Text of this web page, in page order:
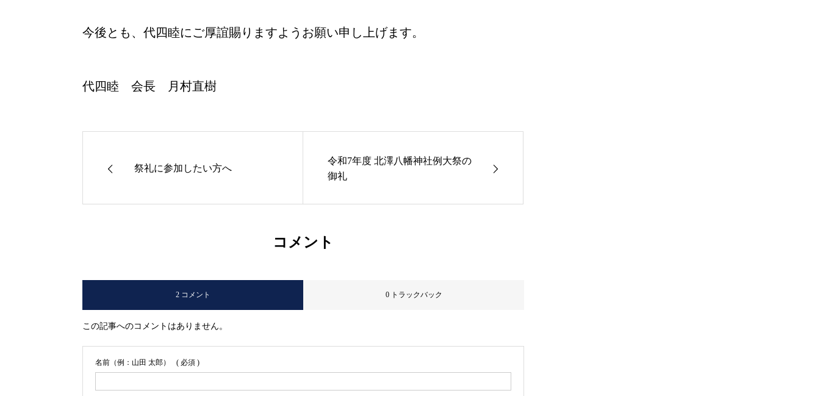
今後とも、代四睦にご厚誼賜りますようお願い申し上げます。
代四睦 会長 月村直樹
祭礼に参加したい方へ
令和7年度 北澤八幡神社例大祭の
御礼
コメント
2 コメント 0 トラックバック
この記事へのコメントはありません。
名前（例：山田 太郎） ( 必須 )